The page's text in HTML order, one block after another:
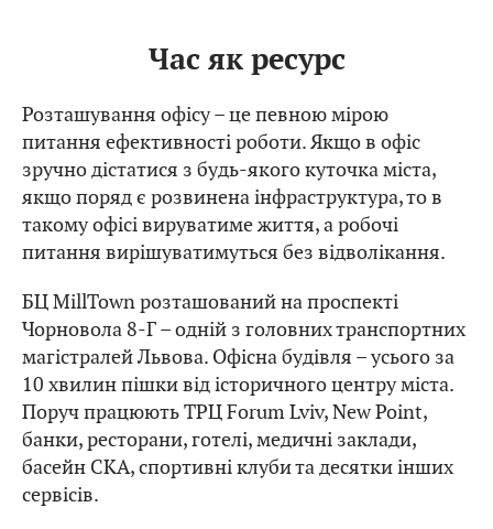
Час як ресурс
Розташування офісу – це певною мірою
питання ефективності роботи. Якщо в офіс
зручно дістатися з будь-якого куточка міста,
якщо поряд є розвинена інфраструктура, то в
такому офісі вируватиме життя, а робочі
питання вирішуватимуться без відволікання.
БЦ MillTown розташований на проспекті
Чорновола 8-Г – одній з головних транспортних
магістралей Львова. Офісна будівля – усього за
10 хвилин пішки від історичного центру міста.
Поруч працюють ТРЦ Forum Lviv, New Point,
банки, ресторани, готелі, медичні заклади,
басейн СКА, спортивні клуби та десятки інших
сервісів.